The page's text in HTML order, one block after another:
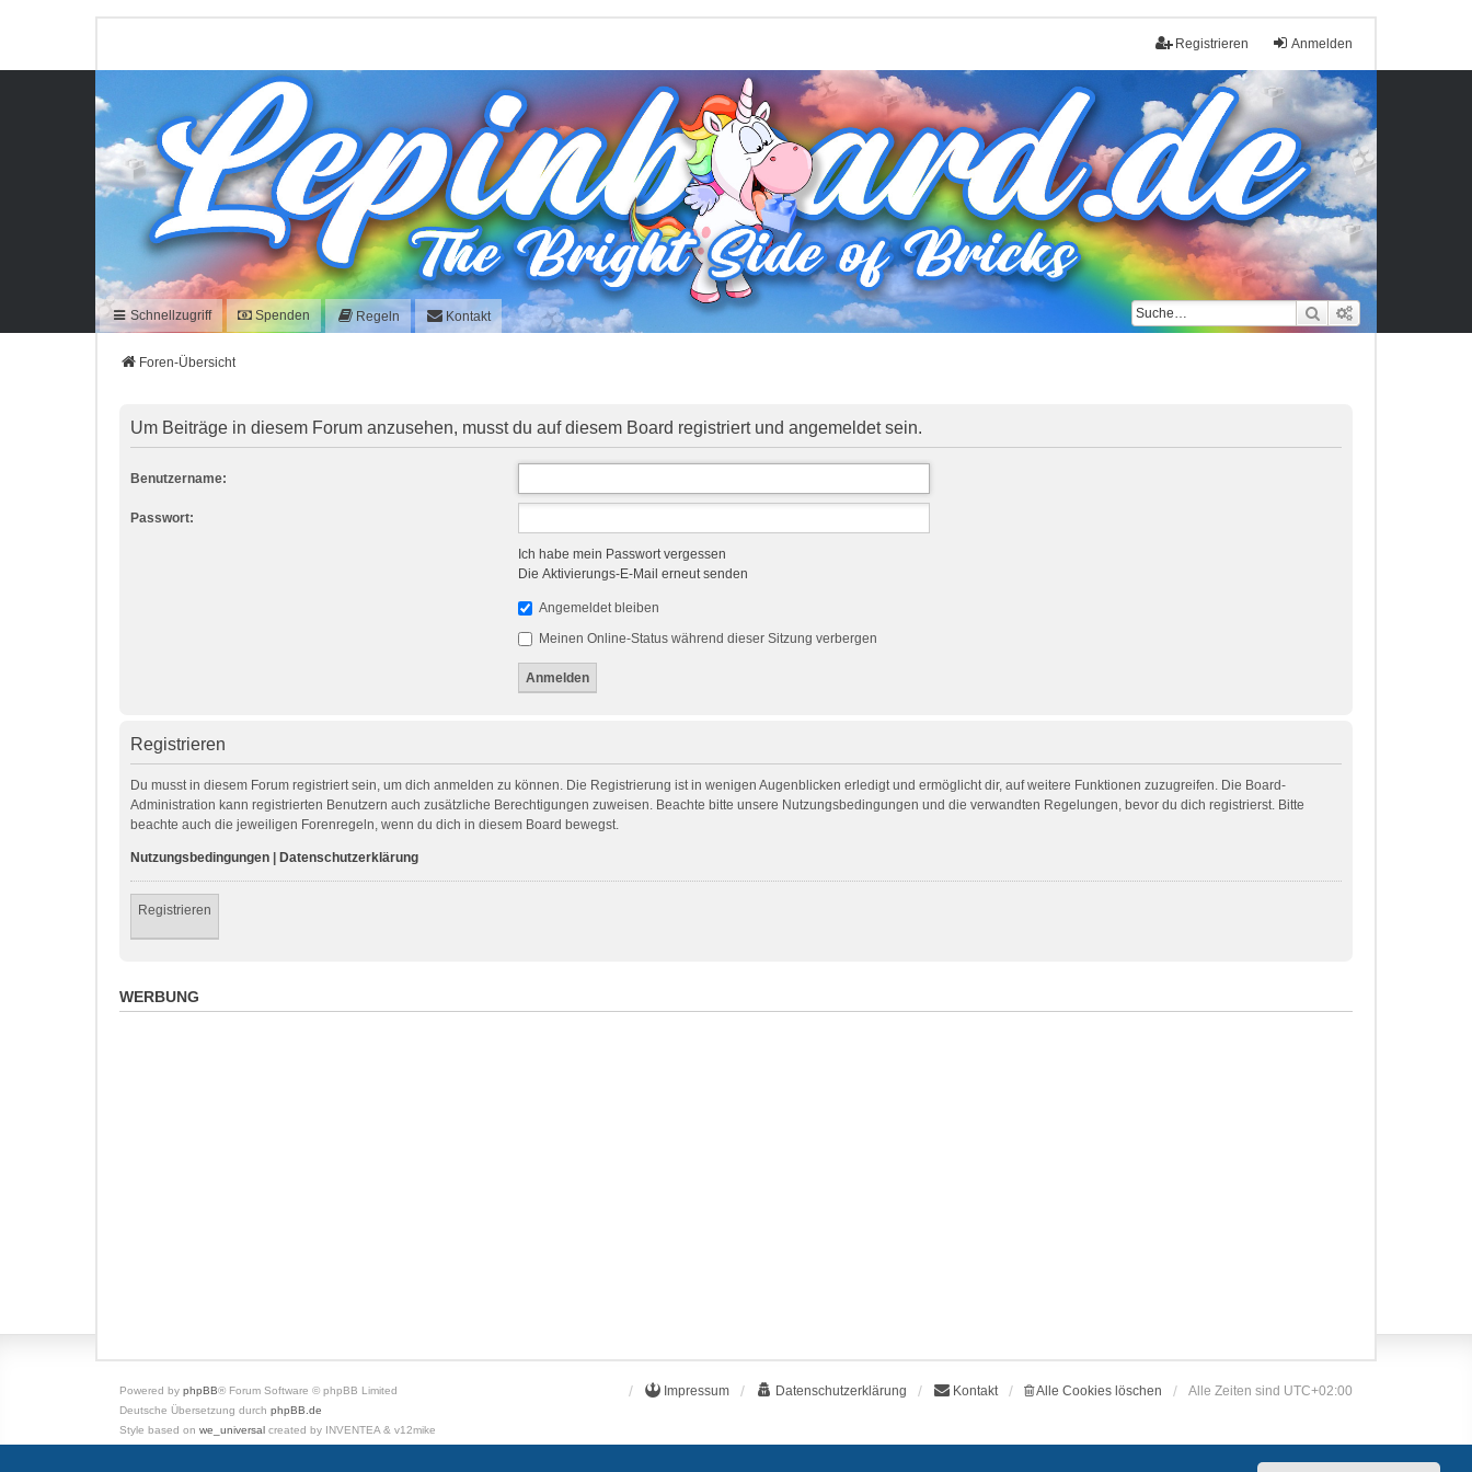
Anmelden
Registrieren
Schnellzugriff Spenden Regeln Kontakt Suche
Foren-Übersicht
Um Beiträge in diesem Forum anzusehen, musst du auf diesem Board registriert und angemeldet sein.
Benutzername:
Passwort:
Ich habe mein Passwort vergessen
Die Aktivierungs-E-Mail erneut senden
Angemeldet bleiben
Meinen Online-Status während dieser Sitzung verbergen
Registrieren
Du musst in diesem Forum registriert sein, um dich anmelden zu können. Die Registrierung ist in wenigen Augenblicken erledigt und ermöglicht dir, auf weitere Funktionen zuzugreifen. Die Board-
Administration kann registrierten Benutzern auch zusätzliche Berechtigungen zuweisen. Beachte bitte unsere Nutzungsbedingungen und die verwandten Regelungen, bevor du dich registrierst. Bitte
beachte auch die jeweiligen Forenregeln, wenn du dich in diesem Board bewegst.
Nutzungsbedingungen Datenschutzerklärung
Registrieren
WERBUNG
Impressum Datenschutzerklärung Kontakt Alle Cookies löschen Alle Zeiten sind UTC+02:00
Powered by phpBB® Forum Software © phpBB Limited
Deutsche Übersetzung durch phpBB.de
Style based on we_universal created by INVENTEA & v12mike